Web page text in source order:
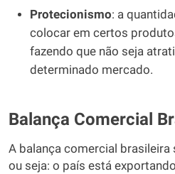
Protecionismo: a
colocar em certos
fazendo que não seja
determinado mercado.
Balança Comercial
A balança comercial brasileira
ou seja: o país está